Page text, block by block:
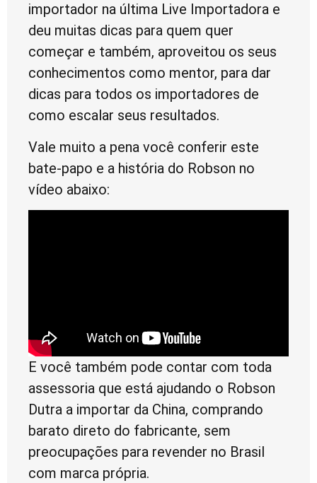
importador na última Live Importadora e
deu muitas dicas para quem quer
começar e também, aproveitou os seus
conhecimentos como mentor, para dar
dicas para todos os importadores de
como escalar seus resultados.
Vale muito a pena você conferir este
bate-papo e a história do Robson no
vídeo abaixo:
E você também pode contar com toda
assessoria que está ajudando o Robson
Dutra a importar da China, comprando
barato direto do fabricante, sem
preocupações para revender no Brasil
com marca própria.